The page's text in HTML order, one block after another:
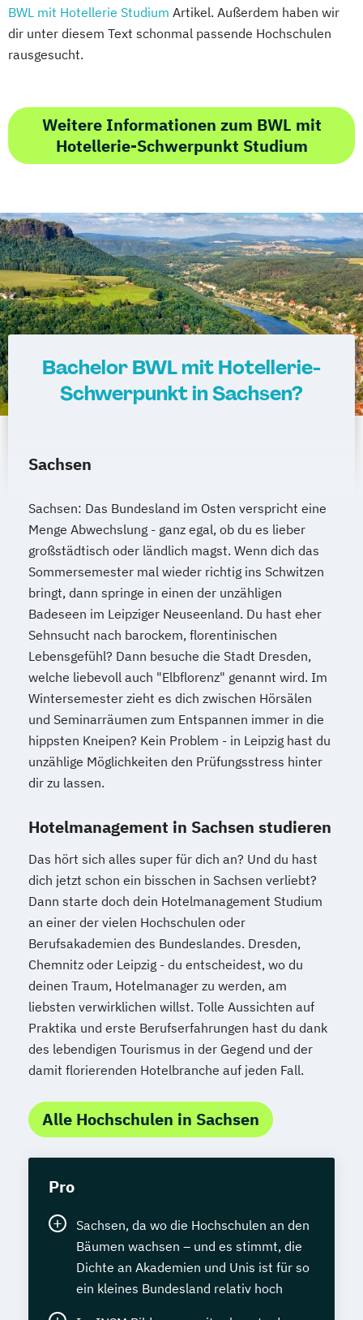
BWL mit Hotellerie Studium Artikel. Außerdem haben wir
dir unter diesem Text schonmal passende Hochschulen
rausgesucht.
Weitere Informationen zum BWL mit
Hotellerie-Schwerpunkt Studium
Bachelor BWL mit Hotellerie-
Schwerpunkt in Sachsen?
Sachsen
Sachsen: Das Bundesland im Osten verspricht eine
Menge Abwechslung - ganz egal, ob du es lieber
großstädtisch oder ländlich magst. Wenn dich das
Sommersemester mal wieder richtig ins Schwitzen
bringt, dann springe in einen der unzähligen
Badeseen im Leipziger Neuseenland. Du hast eher
Sehnsucht nach barockem, florentinischen
Lebensgefühl? Dann besuche die Stadt Dresden,
welche liebevoll auch "Elbflorenz" genannt wird. Im
Wintersemester zieht es dich zwischen Hörsälen
und Seminarräumen zum Entspannen immer in die
hippsten Kneipen? Kein Problem - in Leipzig hast du
unzählige Möglichkeiten den Prüfungsstress hinter
dir zu lassen.
Hotelmanagement in Sachsen studieren
Das hört sich alles super für dich an? Und du hast
dich jetzt schon ein bisschen in Sachsen verliebt?
Dann starte doch dein Hotelmanagement Studium
an einer der vielen Hochschulen oder
Berufsakademien des Bundeslandes. Dresden,
Chemnitz oder Leipzig - du entscheidest, wo du
deinen Traum, Hotelmanager zu werden, am
liebsten verwirklichen willst. Tolle Aussichten auf
Praktika und erste Berufserfahrungen hast du dank
des lebendigen Tourismus in der Gegend und der
damit florierenden Hotelbranche auf jeden Fall.
Alle Hochschulen in Sachsen
Pro
Sachsen, da wo die Hochschulen an den
Bäumen wachsen – und es stimmt, die
Dichte an Akademien und Unis ist für so
ein kleines Bundesland relativ hoch